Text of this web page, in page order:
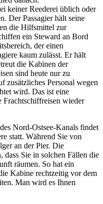
keiner Reederei üblich oder
Der Passagier hält seine
die Hilfsmittel zur
ein Steward an Bord
der einen
kaum zulässt. Er hält
die Kabinen der
sind heute nur zu
zusätzliches Personal wegen
wird. Das ist eine
Frachtschiffreisen wieder
Nord-Ostsee-Kanals findet
statt. Während Sie von
an der Pier. Die
dass Sie in solchen Fällen die
räumen. So hat ein
Kabine rechtzeitig vor dem
Man wird es Ihnen